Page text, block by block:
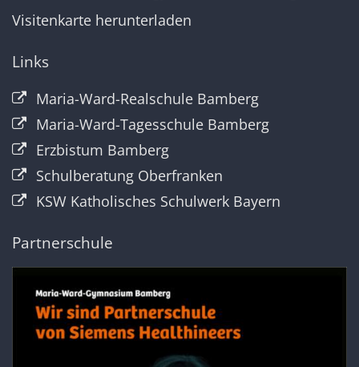
Visitenkarte herunterladen
Links
Maria-Ward-Realschule Bamberg
Maria-Ward-Tagesschule Bamberg
Erzbistum Bamberg
Schulberatung Oberfranken
KSW Katholisches Schulwerk Bayern
Partnerschule